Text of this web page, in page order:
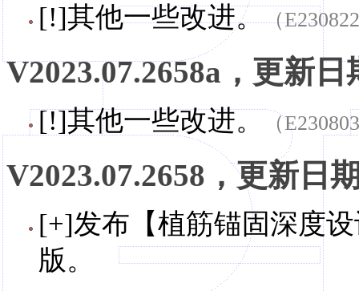
[!]其他一些改进。（
V2023.07.2658a，更新日
[!]其他一些改进。 （
V2023.07.2658，更新日
[+]发布【植筋锚固深度
版。